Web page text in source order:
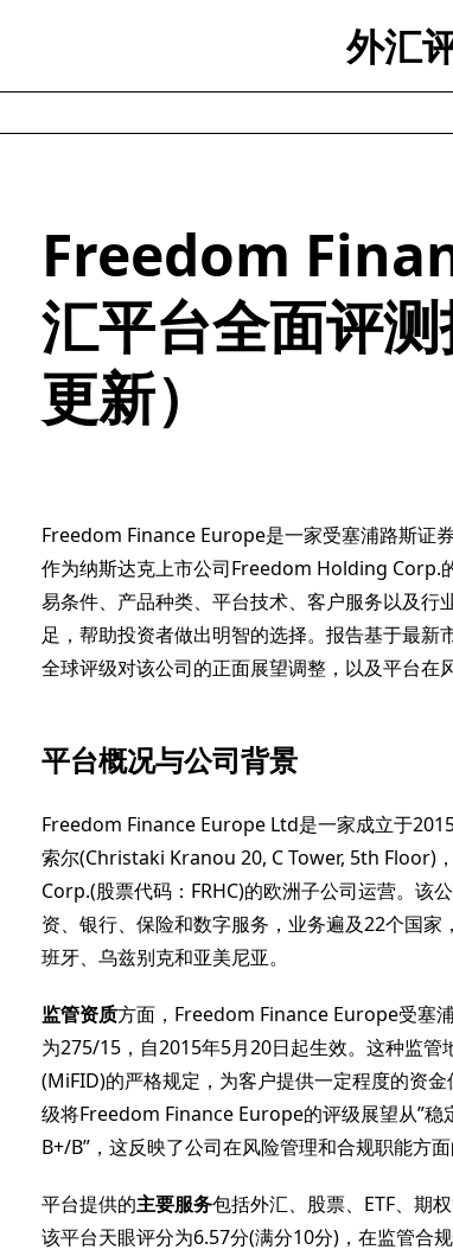
外汇
Freedom
汇平台全面评
更新）
Freedom Finance Europe是一家受塞浦路斯证
作为纳斯达克上市公司Freedom Holding Corp.
易条件、产品种类、平台技术、客户服务以及
足，帮助投资者做出明智的选择。报告基于最
全球评级对该公司的正面展望调整，以及平台在
平台概况与公司背景
Freedom Finance Europe Ltd是一家成立于
索尔(Christaki Kranou 20, C Tower, 5th Floor)
Corp.(股票代码：FRHC)的欧洲子公司运营。
资、银行、保险和数字服务，业务遍及22个国
班牙、乌兹别克和亚美尼亚。
监管资质方面，Freedom Finance Europe受塞
为275/15，自2015年5月20日起生效。这种监
(MiFID)的严格规定，为客户提供一定程度的资
级将Freedom Finance Europe的评级展望从”稳
B+/B”，这反映了公司在风险管理和合规职能方面
平台提供的主要服务包括外汇、股票、ETF、期
该平台天眼评分为6.57分(满分10分)，在监管合